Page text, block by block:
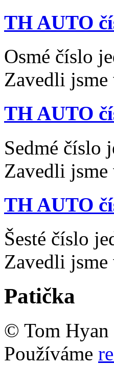
TH AUTO
Osmé číslo
Zavedli
TH AUTO
Sedmé číslo
Zavedli
TH AUTO
Šesté číslo
Zavedli
Patička
© Tom Hyan
Používáme